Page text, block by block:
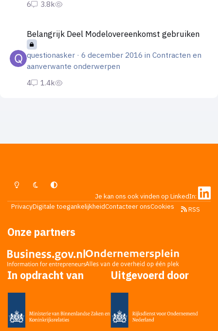
Belangrijk Deel Modelovereenkomst gebruiken
questionasker· 6 december 2016 in Contracten en
aanverwante onderwerpen
Lichte ModusDonkere ModusSysteemvoorkeur
Je kan ons ook vinden op LinkedIn:
PrivacyDigitale toegankelijkheidContacteer onsCookies RSS
Onze partners
In opdracht van Uitgevoerd door